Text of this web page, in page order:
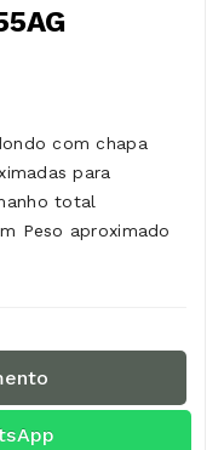
com chapa
para
total
Peso aproximado